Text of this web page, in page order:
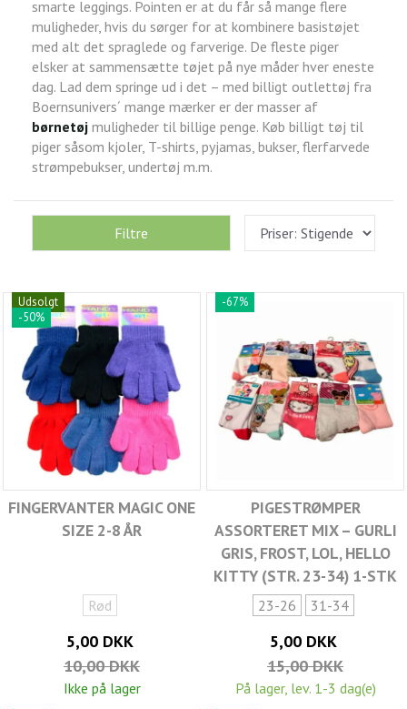
smarte leggings. Pointen er at du får så mange flere
muligheder, hvis du sørger for at kombinere basistøjet
med alt det spraglede og farverige. De fleste piger
elsker at sammensætte tøjet på nye måder hver eneste
dag. Lad dem springe ud i det – med billigt outlettøj fra
Boernsunivers´ mange mærker er der masser af
børnetøj muligheder til billige penge. Køb billigt tøj til
piger såsom kjoler, T-shirts, pyjamas, bukser, flerfarvede
strømpebukser, undertøj m.m.
Filtre
Udsolgt
-50%
FINGERVANTER MAGIC ONE
SIZE 2-8 ÅR
Rød
5,00 DKK
10,00 DKK
Ikke på lager
-67%
PIGESTRØMPER
ASSORTERET MIX – GURLI
GRIS, FROST, LOL, HELLO
KITTY (STR. 23-34) 1-STK
23-26 31-34
5,00 DKK
15,00 DKK
På lager, lev. 1-3 dag(e)